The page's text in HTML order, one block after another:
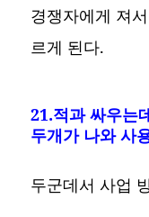
경쟁자에게 져
르게 된다.
21.적과 싸우는
두개가 나와 사
두군데서 사업